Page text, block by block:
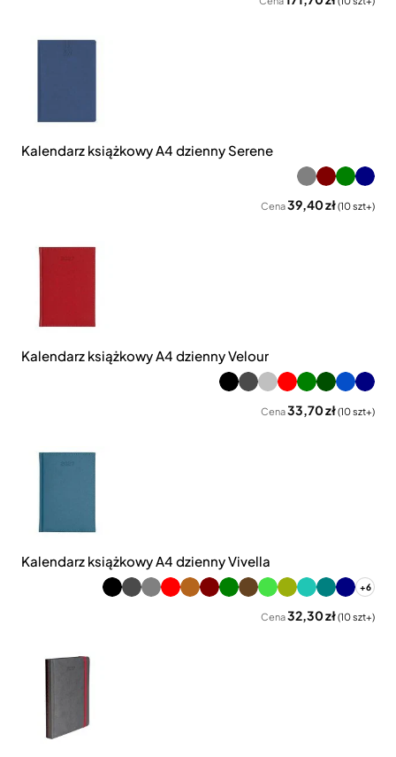
Kalendarz książkowy A4 dzienny Serene
Cena39,40 zł(10 szt+)
Kalendarz książkowy A4 dzienny Velour
Cena33,70 zł(10 szt+)
Kalendarz książkowy A4 dzienny Vivella
+6
Cena32,30 zł(10 szt+)